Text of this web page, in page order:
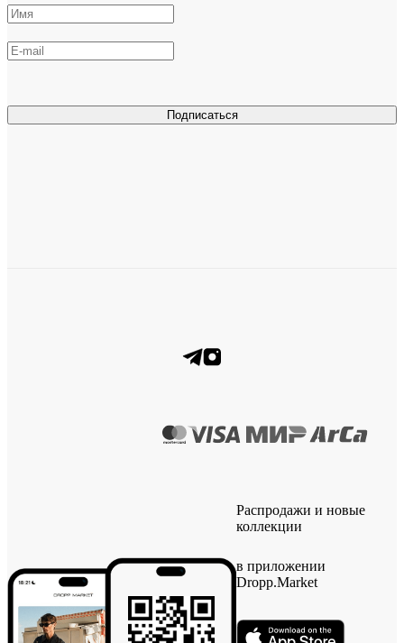
Подписаться
Распродажи и новые
коллекции
в приложении
Dropp.Market